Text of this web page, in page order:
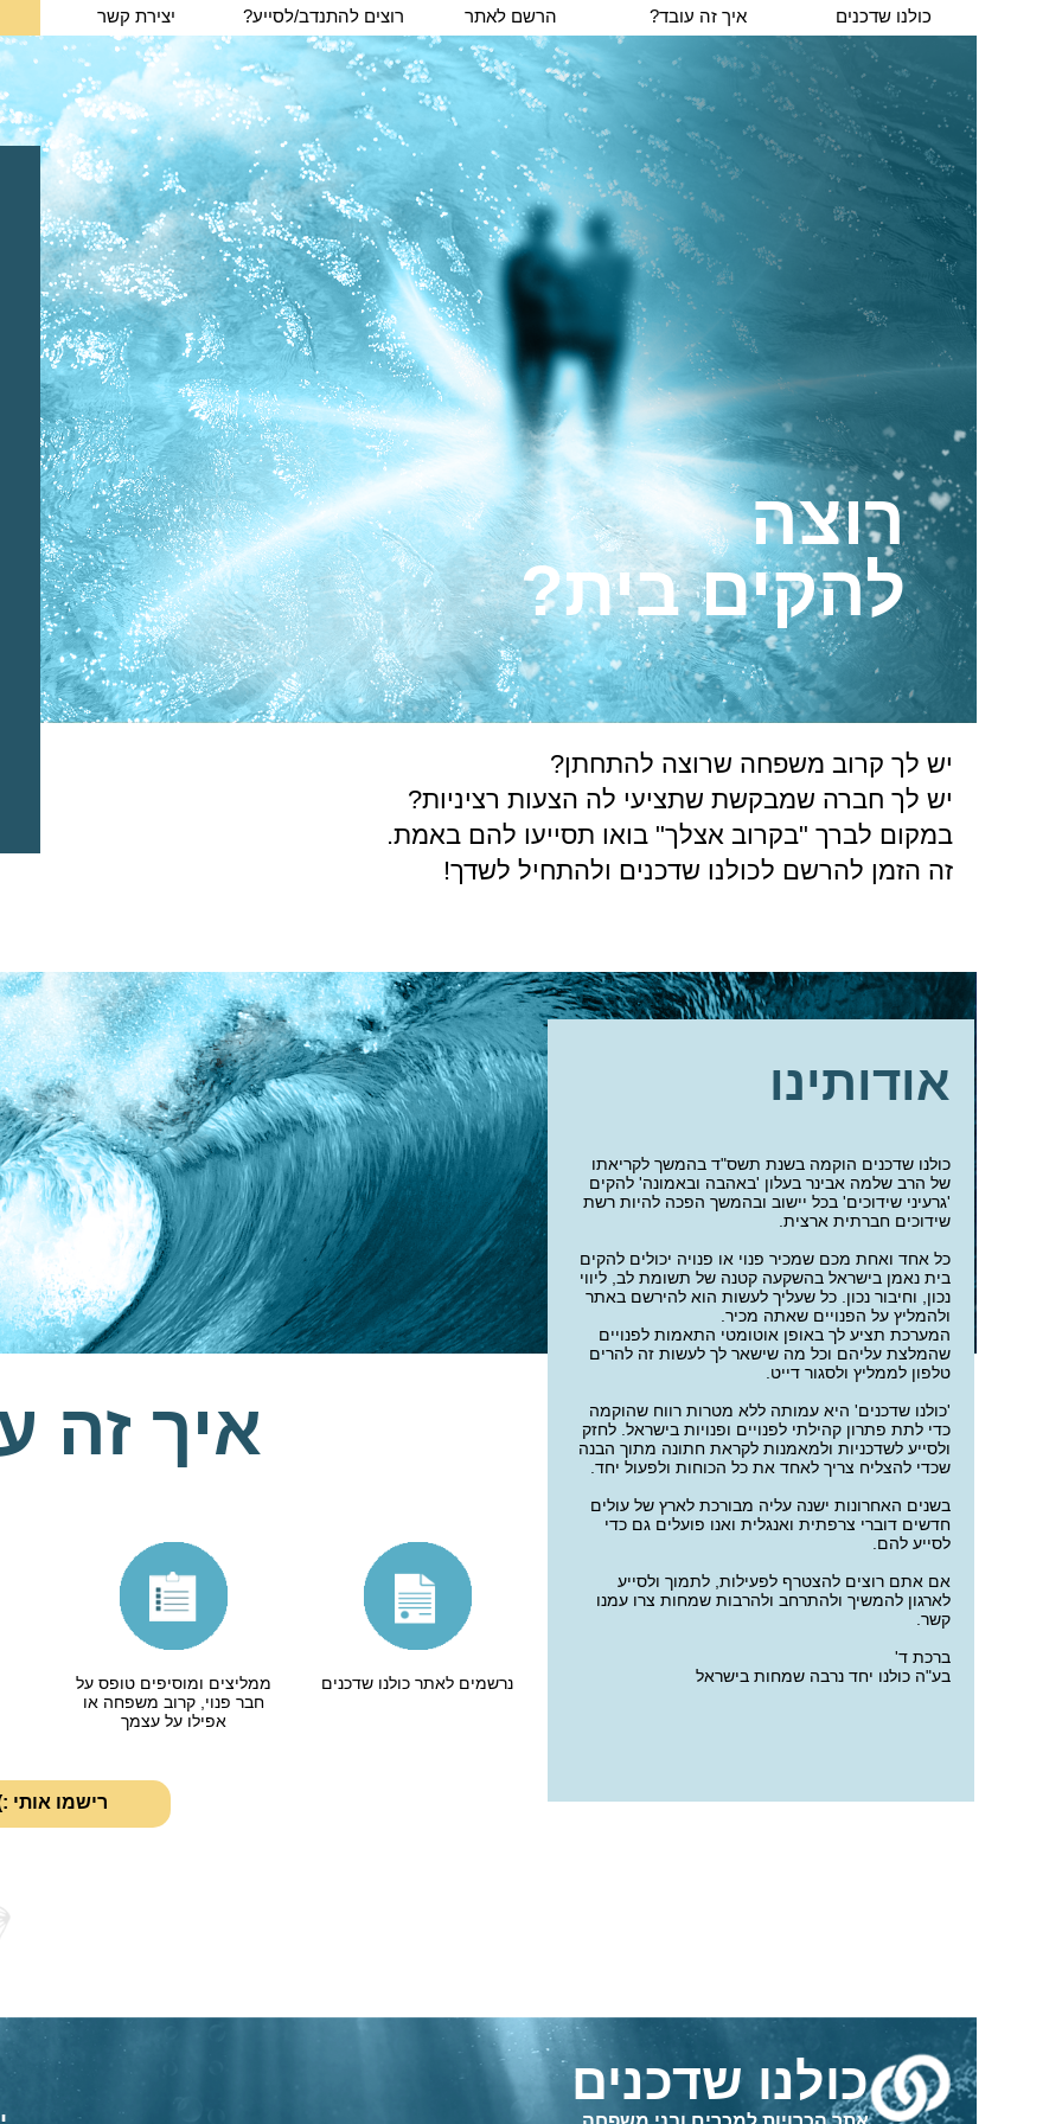
כולנו שדכנים איך זה עובד? הרשם לאתר רוצים להתנדב/לסייע? יצירת קשר
רוצה
להקים בית?
יש לך קרוב משפחה שרוצה להתחתן?
יש לך חברה שמבקשת שתציעי לה הצעות רציניות?
במקום לברך "בקרוב אצלך" בואו תסייעו להם באמת.
זה הזמן להרשם לכולנו שדכנים ולהתחיל לשדך!
אודותינו
כולנו שדכנים הוקמה בשנת תשס"ד בהמשך לקריאתו
של הרב שלמה אבינר בעלון 'באהבה ובאמונה' להקים
'גרעיני שידוכים' בכל יישוב ובהמשך הפכה להיות רשת
שידוכים חברתית ארצית
כל אחד ואחת מכם שמכיר פנוי או פנויה יכולים להקים
בית נאמן בישראל בהשקעה קטנה של תשומת לב, ליווי
נכון, וחיבור נכון. כל שעליך לעשות הוא להירשם באתר
ולהמליץ על הפנויים שאתה מכיר
המערכת תציע לך באופן אוטומטי התאמות לפנויים
שהמלצת עליהם וכל מה שישאר לך לעשות זה להרים
טלפון לממליץ ולסגור דייט
'כולנו שדכנים' היא עמותה ללא מטרות רווח שהוקמה
כדי לתת פתרון קהילתי לפנויים ופנויות בישראל. לחזק
ולסייע לשדכניות ולמאמנות לקראת חתונה מתוך הבנה
שכדי להצליח צריך לאחד את כל הכוחות ולפעול יחד
בשנים האחרונות ישנה עליה מבורכת לארץ של עולים
חדשים דוברי צרפתית ואנגלית ואנו פועלים גם כדי
לסייע להם
אם אתם רוצים להצטרף לפעילות, לתמוך ולסייע
לארגון להמשיך ולהתרחב ולהרבות שמחות צרו עמנו
קשר
ברכת ד'
בע"ה כולנו יחד נרבה שמחות בישראל
איך זה
נרשמים לאתר כולנו שדכנים
ממליצים ומוסיפים טופס על
חבר פנוי, קרוב משפחה או
אפילו על עצמך
רישמו אותי
כולנו שדכנים